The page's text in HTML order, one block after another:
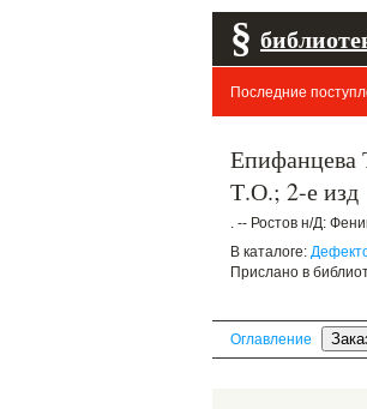
§
Последние
Епифанцева
Т.О.; 2-е изд
. -- Ростов н/Д:
В каталоге:
Прислано в
Оглавление